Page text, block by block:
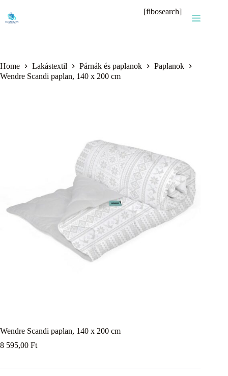
content
[fibosearch]
Home Lakástextil Párnák és paplanok
Paplanok
Wendre Scandi paplan, 140 x 200 cm
Wendre Scandi paplan, 140 x 200 cm
8 595,00 Ft